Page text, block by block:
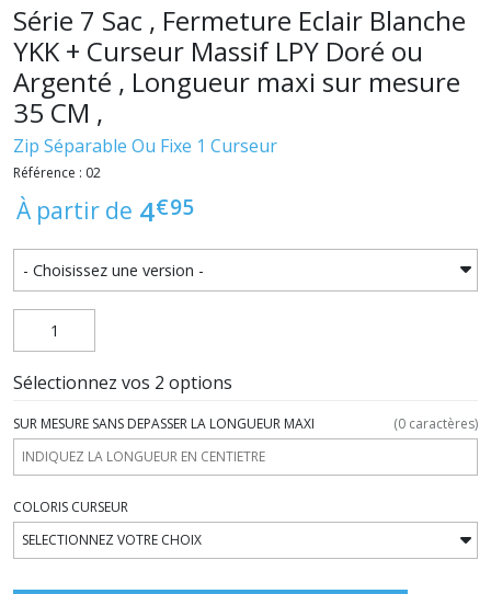
Série 7 Sac , Fermeture Eclair Blanche
YKK + Curseur Massif LPY Doré ou
Argenté , Longueur maxi sur mesure
35 CM ,
Zip Séparable Ou Fixe 1 Curseur
Référence : 02
À partir de 4€95
Sélectionnez vos 2 options
SUR MESURE SANS DEPASSER LA LONGUEUR MAXI (0 caractères)
COLORIS CURSEUR